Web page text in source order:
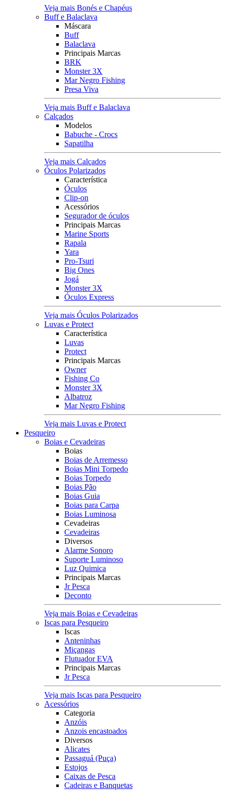
Veja mais Bonés e Chapéus
Buff e Balaclava
Máscara
Buff
Balaclava
Principais Marcas
BRK
Monster 3X
Mar Negro Fishing
Presa Viva
Veja mais Buff e Balaclava
Calçados
Modelos
Babuche - Crocs
Sapatilha
Veja mais Calçados
Óculos Polarizados
Característica
Óculos
Clip-on
Acessórios
Segurador de óculos
Principais Marcas
Marine Sports
Rapala
Yara
Pro-Tsuri
Big Ones
Jogá
Monster 3X
Óculos Express
Veja mais Óculos Polarizados
Luvas e Protect
Característica
Luvas
Protect
Principais Marcas
Owner
Fishing Co
Monster 3X
Albatroz
Mar Negro Fishing
Veja mais Luvas e Protect
Pesqueiro
Boias e Cevadeiras
Boias
Boias de Arremesso
Boias Mini Torpedo
Boias Torpedo
Boias Pão
Boias Guia
Boias para Carpa
Boias Luminosa
Cevadeiras
Cevadeiras
Diversos
Alarme Sonoro
Suporte Luminoso
Luz Quimica
Principais Marcas
Jr Pesca
Deconto
Veja mais Boias e Cevadeiras
Iscas para Pesqueiro
Iscas
Anteninhas
Miçangas
Flutuador EVA
Principais Marcas
Jr Pesca
Veja mais Iscas para Pesqueiro
Acessórios
Categoria
Anzóis
Anzois encastoados
Diversos
Alicates
Passaguá (Puça)
Estojos
Caixas de Pesca
Cadeiras e Banquetas